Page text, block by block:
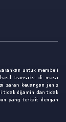
untuk membeli
transaksi di masa
saran keuangan jenis
tidak dijamin dan tidak
yang terkait dengan